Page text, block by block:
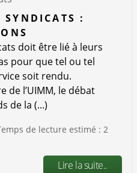
SYNDICATS :
doit être lié à leurs
pour que tel ou tel
soit rendu.
de l’UIMM, le débat
de la (...)
de lecture estimé : 2
Lire la suite..